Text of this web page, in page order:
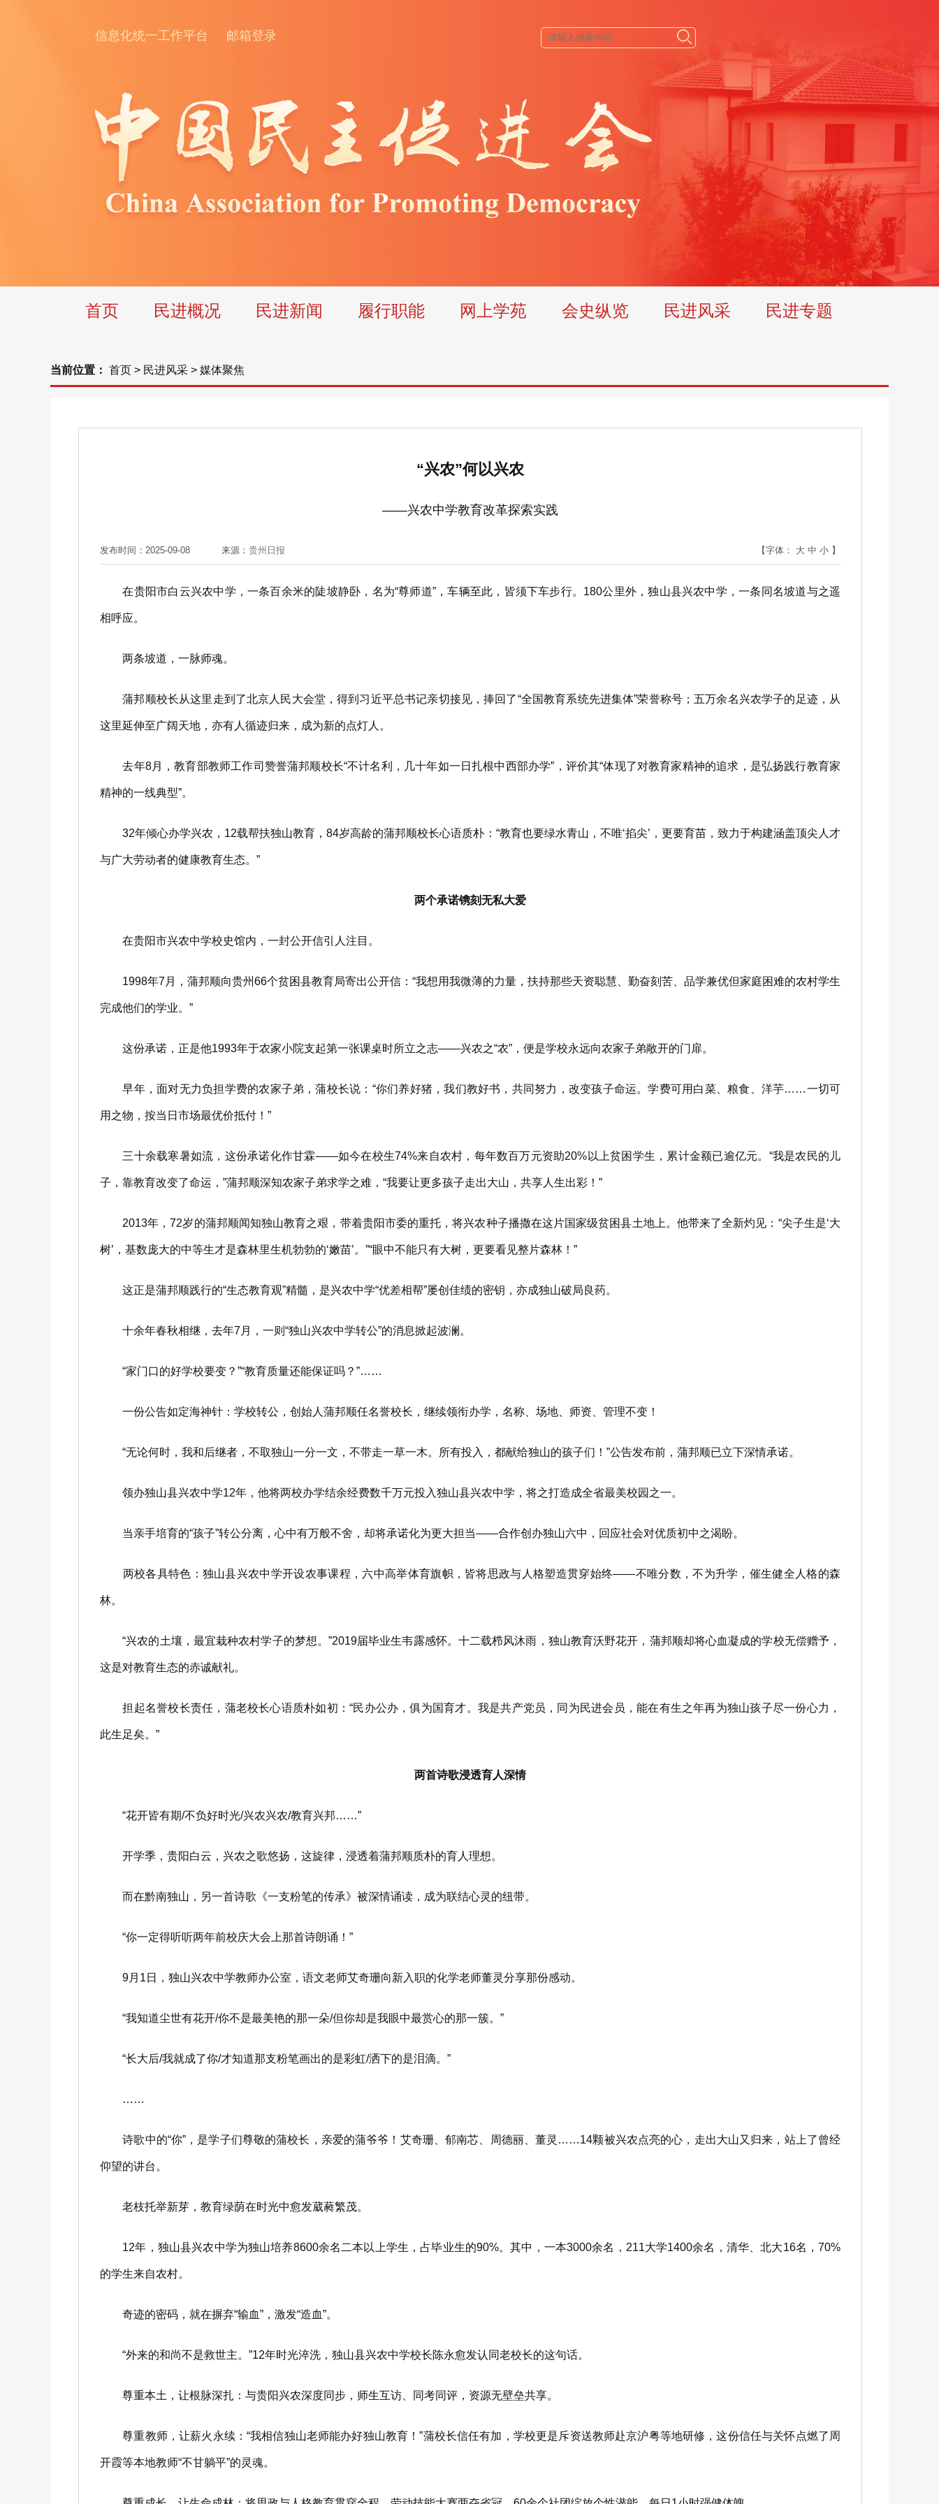
信息化统一工作平台 邮箱登录
首页 民进概况 民进新闻 履行职能 网上学苑 会史纵览 民进风采 民进专题
当前位置： 首页 > 民进风采 > 媒体聚焦
“兴农”何以兴农
——兴农中学教育改革探索实践
发布时间：2025-09-08 来源： 贵州日报 【字体： 大 中 小 】
在贵阳市白云兴农中学，一条百余米的陡坡静卧，名为“尊师道”，车辆至此，皆须下车步行。180公里外，独山县兴农中学，一条同名坡道与之遥
相呼应。
两条坡道，一脉师魂。
蒲邦顺校长从这里走到了北京人民大会堂，得到习近平总书记亲切接见，捧回了“全国教育系统先进集体”荣誉称号；五万余名兴农学子的足迹，从
这里延伸至广阔天地，亦有人循迹归来，成为新的点灯人。
去年8月，教育部教师工作司赞誉蒲邦顺校长“不计名利，几十年如一日扎根中西部办学”，评价其“体现了对教育家精神的追求，是弘扬践行教育家
精神的一线典型”。
32年倾心办学兴农，12载帮扶独山教育，84岁高龄的蒲邦顺校长心语质朴：“教育也要绿水青山，不唯‘掐尖’，更要育苗，致力于构建涵盖顶尖人才
与广大劳动者的健康教育生态。”
两个承诺镌刻无私大爱
在贵阳市兴农中学校史馆内，一封公开信引人注目。
1998年7月，蒲邦顺向贵州66个贫困县教育局寄出公开信：“我想用我微薄的力量，扶持那些天资聪慧、勤奋刻苦、品学兼优但家庭困难的农村学生
完成他们的学业。”
这份承诺，正是他1993年于农家小院支起第一张课桌时所立之志——兴农之“农”，便是学校永远向农家子弟敞开的门扉。
早年，面对无力负担学费的农家子弟，蒲校长说：“你们养好猪，我们教好书，共同努力，改变孩子命运。学费可用白菜、粮食、洋芋……一切可
用之物，按当日市场最优价抵付！”
三十余载寒暑如流，这份承诺化作甘霖——如今在校生74%来自农村，每年数百万元资助20%以上贫困学生，累计金额已逾亿元。“我是农民的儿
子，靠教育改变了命运，”蒲邦顺深知农家子弟求学之难，“我要让更多孩子走出大山，共享人生出彩！”
2013年，72岁的蒲邦顺闻知独山教育之艰，带着贵阳市委的重托，将兴农种子播撒在这片国家级贫困县土地上。他带来了全新灼见：“尖子生是‘大
树’，基数庞大的中等生才是森林里生机勃勃的‘嫩苗’。”“眼中不能只有大树，更要看见整片森林！”
这正是蒲邦顺践行的“生态教育观”精髓，是兴农中学“优差相帮”屡创佳绩的密钥，亦成独山破局良药。
十余年春秋相继，去年7月，一则“独山兴农中学转公”的消息掀起波澜。
“家门口的好学校要变？”“教育质量还能保证吗？”……
一份公告如定海神针：学校转公，创始人蒲邦顺任名誉校长，继续领衔办学，名称、场地、师资、管理不变！
“无论何时，我和后继者，不取独山一分一文，不带走一草一木。所有投入，都献给独山的孩子们！”公告发布前，蒲邦顺已立下深情承诺。
领办独山县兴农中学12年，他将两校办学结余经费数千万元投入独山县兴农中学，将之打造成全省最美校园之一。
当亲手培育的“孩子”转公分离，心中有万般不舍，却将承诺化为更大担当——合作创办独山六中，回应社会对优质初中之渴盼。
两校各具特色：独山县兴农中学开设农事课程，六中高举体育旗帜，皆将思政与人格塑造贯穿始终——不唯分数，不为升学，催生健全人格的森
林。
“兴农的土壤，最宜栽种农村学子的梦想。”2019届毕业生韦露感怀。十二载栉风沐雨，独山教育沃野花开，蒲邦顺却将心血凝成的学校无偿赠予，
这是对教育生态的赤诚献礼。
担起名誉校长责任，蒲老校长心语质朴如初：“民办公办，俱为国育才。我是共产党员，同为民进会员，能在有生之年再为独山孩子尽一份心力，
此生足矣。”
两首诗歌浸透育人深情
“花开皆有期/不负好时光/兴农兴农/教育兴邦……”
开学季，贵阳白云，兴农之歌悠扬，这旋律，浸透着蒲邦顺质朴的育人理想。
而在黔南独山，另一首诗歌《一支粉笔的传承》被深情诵读，成为联结心灵的纽带。
“你一定得听听两年前校庆大会上那首诗朗诵！”
9月1日，独山兴农中学教师办公室，语文老师艾奇珊向新入职的化学老师董灵分享那份感动。
“我知道尘世有花开/你不是最美艳的那一朵/但你却是我眼中最赏心的那一簇。”
“长大后/我就成了你/才知道那支粉笔画出的是彩虹/洒下的是泪滴。”
……
诗歌中的“你”，是学子们尊敬的蒲校长，亲爱的蒲爷爷！艾奇珊、郁南芯、周德丽、董灵……14颗被兴农点亮的心，走出大山又归来，站上了曾经
仰望的讲台。
老枝托举新芽，教育绿荫在时光中愈发葳蕤繁茂。
12年，独山县兴农中学为独山培养8600余名二本以上学生，占毕业生的90%。其中，一本3000余名，211大学1400余名，清华、北大16名，70%
的学生来自农村。
奇迹的密码，就在摒弃“输血”，激发“造血”。
“外来的和尚不是救世主。”12年时光淬洗，独山县兴农中学校长陈永愈发认同老校长的这句话。
尊重本土，让根脉深扎：与贵阳兴农深度同步，师生互访、同考同评，资源无壁垒共享。
尊重教师，让薪火永续：“我相信独山老师能办好独山教育！”蒲校长信任有加，学校更是斥资送教师赴京沪粤等地研修，这份信任与关怀点燃了周
开霞等本地教师“不甘躺平”的灵魂。